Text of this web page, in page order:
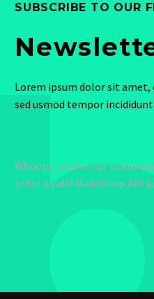
SUBSCRIBE TO OUR
Lorem ipsum dolor sit
sed usmod tempor
Whoops, you're not
enter a valid Mailchimp API